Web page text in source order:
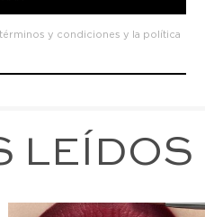
términos y condiciones y la política
LEÍDOS